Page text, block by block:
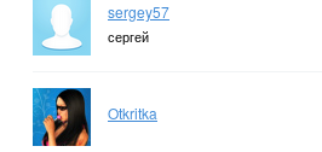
sergey57
сергей
Otkritka